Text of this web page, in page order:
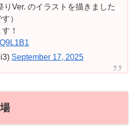
りVer. のイラストを描きました
）
！
September 17, 2025